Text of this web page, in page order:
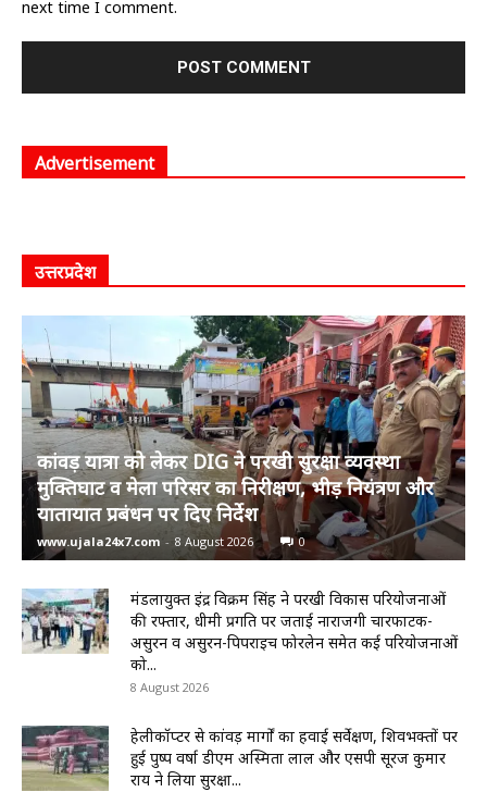
next time I comment.
Advertisement
उत्तरप्रदेश
कांवड़ यात्रा को लेकर DIG ने परखी सुरक्षा व्यवस्था
मुक्तिघाट व मेला परिसर का निरीक्षण, भीड़ नियंत्रण और
यातायात प्रबंधन पर दिए निर्देश
www.ujala24x7.com - 8 August 2026 0
मंडलायुक्त इंद्र विक्रम सिंह ने परखी विकास परियोजनाओं
की रफ्तार, धीमी प्रगति पर जताई नाराजगी चारफाटक-
असुरन व असुरन-पिपराइच फोरलेन समेत कई परियोजनाओं
को...
8 August 2026
हेलीकॉप्टर से कांवड़ मार्गों का हवाई सर्वेक्षण, शिवभक्तों पर
हुई पुष्प वर्षा डीएम अस्मिता लाल और एसपी सूरज कुमार
राय ने लिया सुरक्षा...